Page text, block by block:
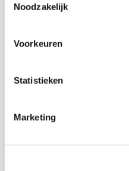
Noodzakelijk
Voorkeuren
Statistieken
Marketing